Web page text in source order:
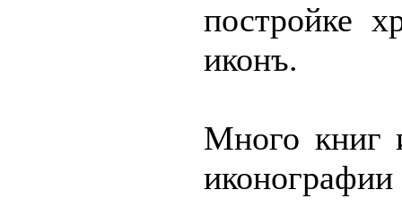
постройке
иконъ.
Много книг